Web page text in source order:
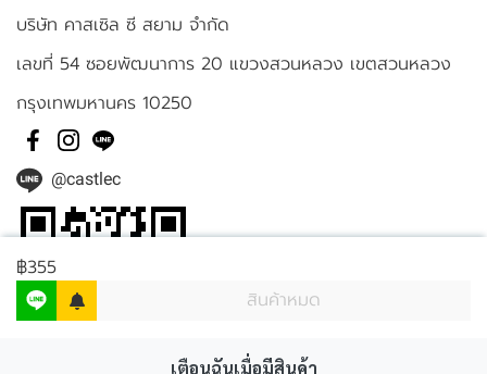
฿355
สินค้าหมด
เตือนฉันเมื่อมีสินค้า
บริษัท คาสเซิล ซี สยาม จำกัด
เลขที่ 54 ซอยพัฒนาการ 20 แขวงสวนหลวง เขตสวนหลวง
กรุงเทพมหานคร 10250
@castlec